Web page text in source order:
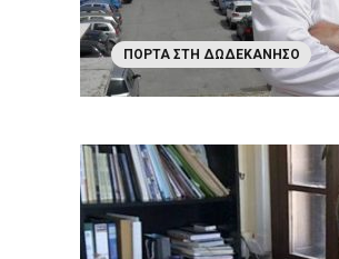
ΠΌΡΤΑ ΣΤΗ ΔΩΔΕΚΆΝΗΣΟ